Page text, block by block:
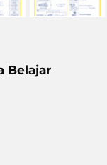
Belajar